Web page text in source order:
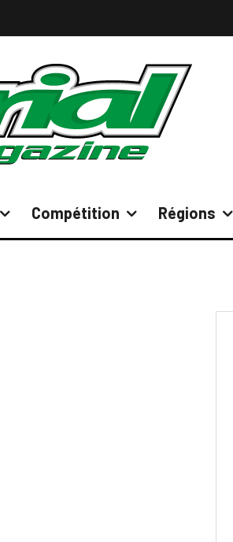
Compétition Régions